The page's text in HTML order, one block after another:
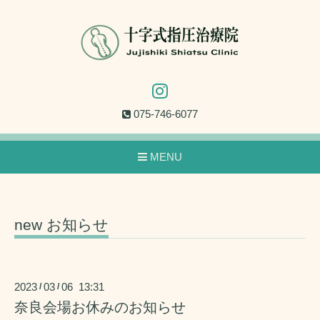
075-746-6077
MENU
new お知らせ
2023 /03 /06 13:31
奈良会場お休みのお知らせ